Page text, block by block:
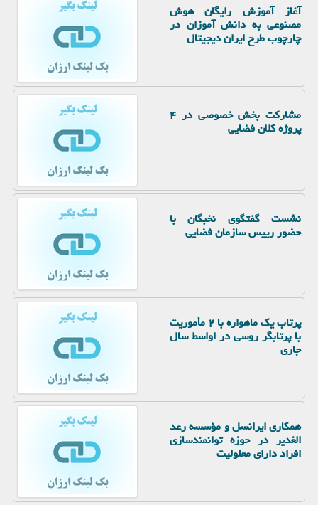
آغاز آموزش رایگان هوش
مصنوعی به دانش آموزان در
چارچوب طرح ایران دیجیتال
مشارکت بخش خصوصی در ۴
پروژه کلان فضایی
نشست گفتگوی نخبگان با
حضور رییس سازمان فضایی
پرتاب یک ماهواره با ۲ مأموریت
با پرتابگر روسی در اواسط سال
جاری
همکاری ایرانسل و مؤسسه رعد
الغدیر در حوزه توانمندسازی
افراد دارای معلولیت